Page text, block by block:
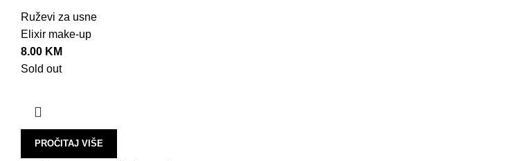
Ruževi za usne
Elixir make-up
8.00 KM
Sold out
PROČITAJ VIŠE